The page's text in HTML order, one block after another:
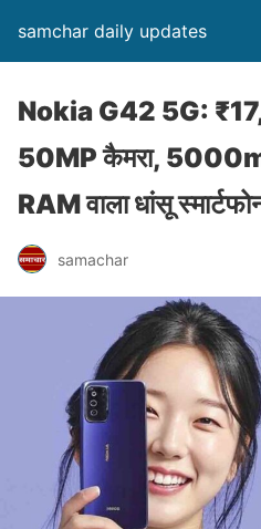
samchar daily updates
Nokia G42 5G:
50MP कैमरा,
RAM वाला धांसू
samachar